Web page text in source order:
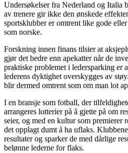
Undersøkelser fra Nederland og Italia
av trenere gir ikke den ønskede
sportsklubber er omtrent like gode
som norske.
Forskning innen finans tilsier at
gjør det bedre enn apekatter når de
praktiske problemet i ledersparking er
lederens dyktighet overskygges av
blir dermed omtrent som om man lot
I en bransje som fotball, der
arrangeres lotterier på å gjette på om
seier, og med en kultur som premierer
det opplagt dumt å ha uflaks.
resultater og sparker de med dårlige
belønne lederne for flaks.